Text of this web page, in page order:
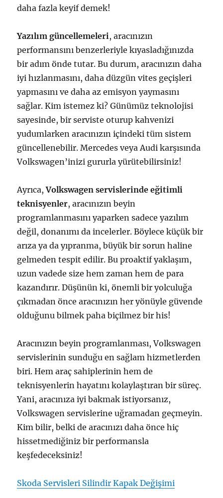
daha fazla keyif demek!
Yazılım güncellemeleri, aracınızın
performansını benzerleriyle kıyasladığınızda
bir adım önde tutar. Bu durum, aracınızın daha
iyi hızlanmasını, daha düzgün vites geçişleri
yapmasını ve daha az emisyon yaymasını
sağlar. Kim istemez ki? Günümüz teknolojisi
sayesinde, bir serviste oturup kahvenizi
yudumlarken aracınızın içindeki tüm sistem
güncellenebilir. Mercedes veya Audi karşısında
Volkswagen’inizi gururla yürütebilirsiniz!
Ayrıca,Volkswagen servislerinde eğitimli
teknisyenler, aracınızın beyin
programlanmasını yaparken sadece yazılım
değil, donanımı da incelerler. Böylece küçük bir
arıza ya da yıpranma, büyük bir sorun haline
gelmeden tespit edilir. Bu proaktif yaklaşım,
uzun vadede size hem zaman hem de para
kazandırır. Düşünün ki, önemli bir yolculuğa
çıkmadan önce aracınızın her yönüyle güvende
olduğunu bilmek paha biçilmez bir his!
Aracınızın beyin programlanması, Volkswagen
servislerinin sunduğu en sağlam hizmetlerden
biri. Hem araç sahiplerinin hem de
teknisyenlerin hayatını kolaylaştıran bir süreç.
Yani, aracınıza iyi bakmak istiyorsanız,
Volkswagen servislerine uğramadan geçmeyin.
Kim bilir, belki de aracınızı daha önce hiç
hissetmediğiniz bir performansla
keşfedeceksiniz!
Skoda Servisleri Silindir Kapak Değişimi